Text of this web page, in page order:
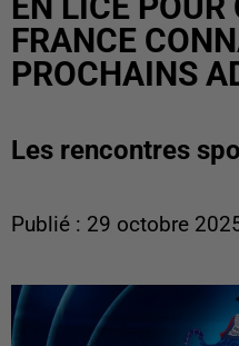
FRANCE
PROCHAINS
Les rencontres
Publié : 29 octobre